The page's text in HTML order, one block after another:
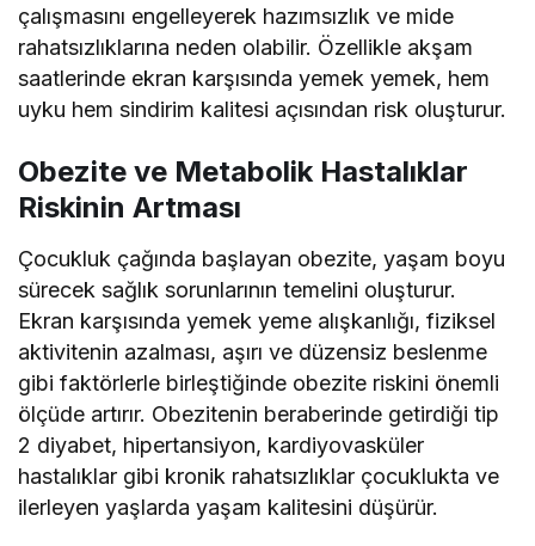
çalışmasını engelleyerek hazımsızlık ve mide
rahatsızlıklarına neden olabilir. Özellikle akşam
saatlerinde ekran karşısında yemek yemek, hem
uyku hem sindirim kalitesi açısından risk oluşturur.
Obezite ve Metabolik Hastalıklar
Riskinin Artması
Çocukluk çağında başlayan obezite, yaşam boyu
sürecek sağlık sorunlarının temelini oluşturur.
Ekran karşısında yemek yeme alışkanlığı, fiziksel
aktivitenin azalması, aşırı ve düzensiz beslenme
gibi faktörlerle birleştiğinde obezite riskini önemli
ölçüde artırır. Obezitenin beraberinde getirdiği tip
2 diyabet, hipertansiyon, kardiyovasküler
hastalıklar gibi kronik rahatsızlıklar çocuklukta ve
ilerleyen yaşlarda yaşam kalitesini düşürür.